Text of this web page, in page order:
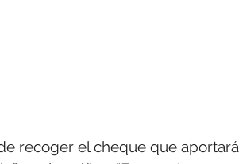
recoger el cheque que aportará